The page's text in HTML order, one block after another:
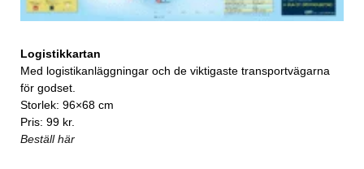
Logistikkartan
Med logistikanläggningar och de viktigaste transportvägarna
för godset.
Storlek: 96×68 cm
Pris: 99 kr.
Beställ här